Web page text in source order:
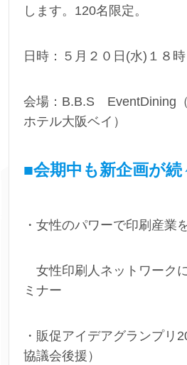
します。120名限定。
日時：５月２０日(水)１８時
会場：B.B.S EventDining
ホテル大阪ベイ）
■会期中も新企画が続
・女性のパワーで印刷産業
女性印刷人ネットワーク
ミナー
・販促アイデアグランプリ
協議会後援）